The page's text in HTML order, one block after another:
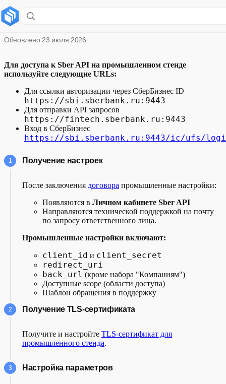
Промышленная интеграция
Обновлено 23 июля 2026
Для доступа к Sber API на промышленном стенде
используйте следующие URLs:
Для ссылки авторизации через СберБизнес ID
https://sbi.sberbank.ru:9443
Для отправки API запросов
https://fintech.sberbank.ru:9443
Вход в СберБизнес
https://sbi.sberbank.ru:9443/ic/ufs/
Получение настроек
После заключения договора промышленные настройки:
Появляются в Личном кабинете Sber API
Направляются технической поддержкой на почту
по запросу ответственного лица.
Промышленные настройки включают:
client_id и client_secret
redirect_uri
back_url (кроме набора "Компаниям")
Доступные scope (области доступа)
Шаблон обращения в поддержку
Получение TLS-сертификата
Получите и настройте TLS-сертификат для
промышленного стенда.
Настройка параметров